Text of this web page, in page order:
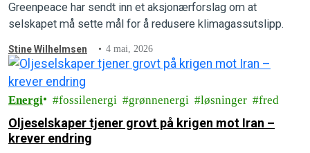
Greenpeace har sendt inn et aksjonærforslag om at
selskapet må sette mål for å redusere klimagassutslipp.
Stine Wilhelmsen 4 mai, 2026
Energi fossilenergi grønnenergi løsninger fred
Oljeselskaper tjener grovt på krigen mot Iran –
krever endring